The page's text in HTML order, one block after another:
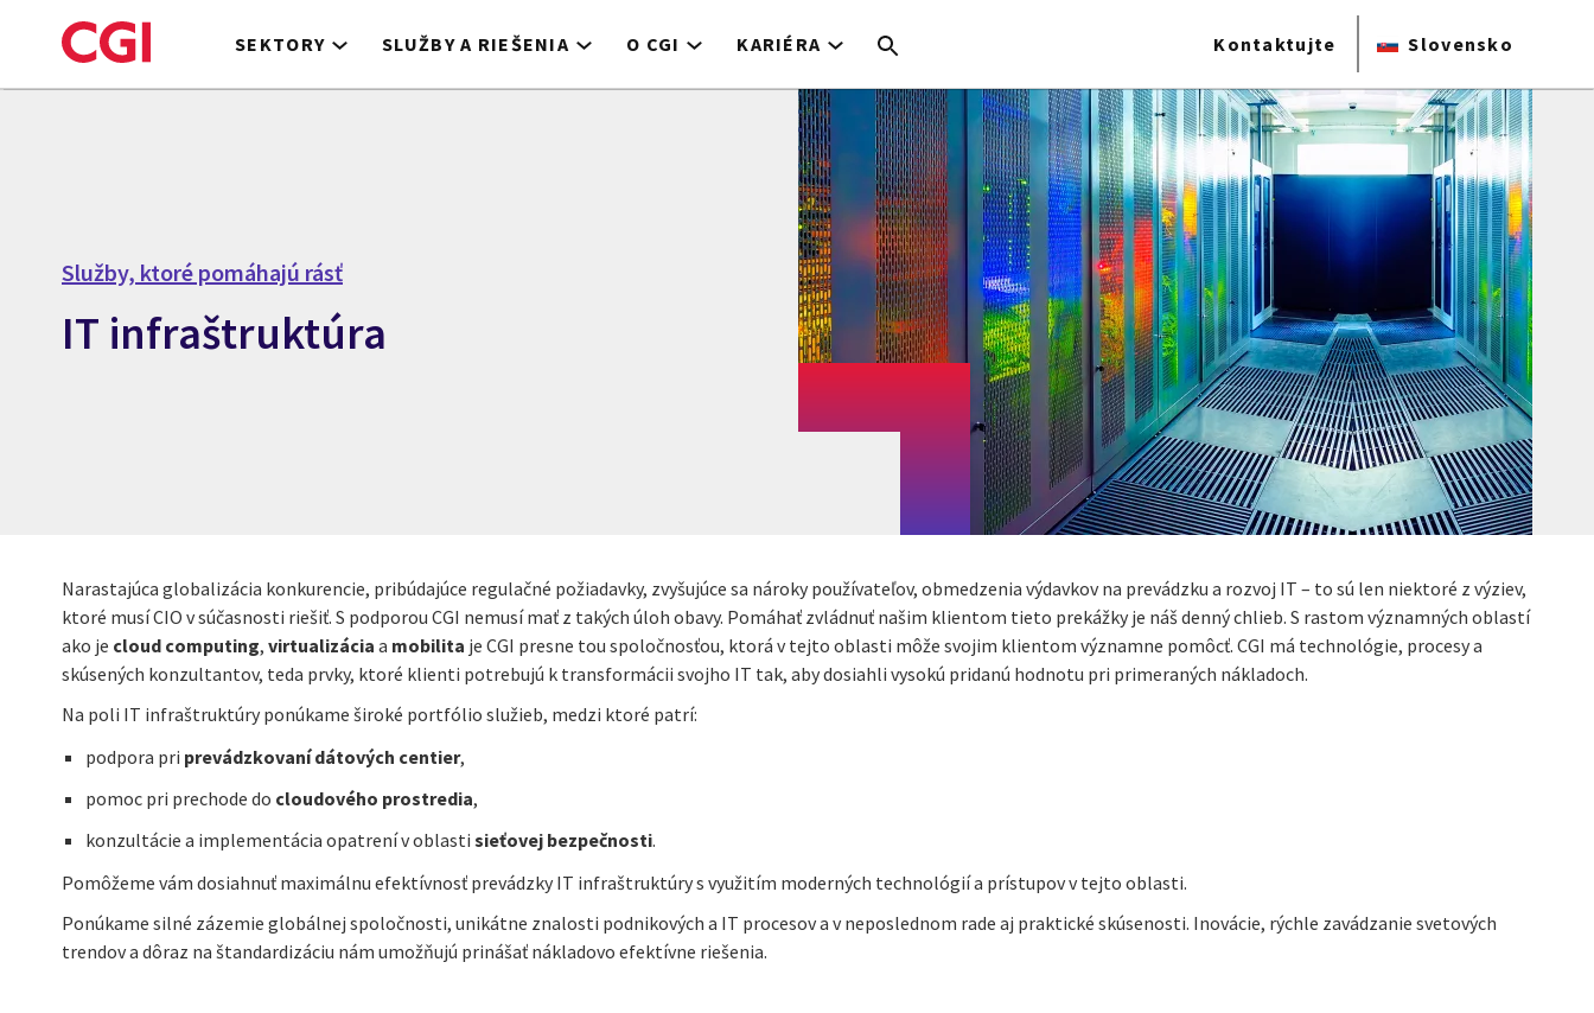
to
SEKTORY SLUŽBY A RIEŠENIA O CGI KARIÉRA Kontaktujte Slovensko
Služby, ktoré pomáhajú rásť
IT infraštruktúra
Narastajúca globalizácia konkurencie, pribúdajúce regulačné požiadavky, zvyšujúce sa nároky používateľov, obmedzenia výdavkov na prevádzku a rozvoj IT – to sú len niektoré z výziev,
ktoré musí CIO v súčasnosti riešiť. S podporou CGI nemusí mať z takých úloh obavy. Pomáhať zvládnuť našim klientom tieto prekážky je náš denný chlieb. S rastom významných oblastí
ako je cloud computing, virtualizácia a mobilita je CGI presne tou spoločnosťou, ktorá v tejto oblasti môže svojim klientom významne pomôcť. CGI má technológie, procesy a
skúsených konzultantov, teda prvky, ktoré klienti potrebujú k transformácii svojho IT tak, aby dosiahli vysokú pridanú hodnotu pri primeraných nákladoch.
Na poli IT infraštruktúry ponúkame široké portfólio služieb, medzi ktoré patrí:
podpora pri prevádzkovaní dátových centier,
pomoc pri prechode do cloudového prostredia,
konzultácie a implementácia opatrení v oblasti sieťovej bezpečnosti.
Pomôžeme vám dosiahnuť maximálnu efektívnosť prevádzky IT infraštruktúry s využitím moderných technológií a prístupov v tejto oblasti.
Ponúkame silné zázemie globálnej spoločnosti, unikátne znalosti podnikových a IT procesov a v neposlednom rade aj praktické skúsenosti. Inovácie, rýchle zavádzanie svetových
trendov a dôraz na štandardizáciu nám umožňujú prinášať nákladovo efektívne riešenia.